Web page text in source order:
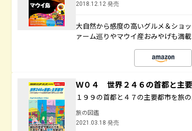
2018.12.12 発売
大自然から感度の高いグルメ＆ショ
ァーム巡りやマウイ産おみやげも満載
Ｗ０４ 世界２４６の首都と主
１９９の首都と４７の主要都市を旅
旅の図鑑
2021.03.18 発売